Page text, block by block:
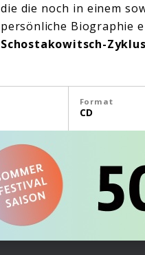
die die noch in einem
persönliche Biographie
Schostakowitsch-
Format
CD